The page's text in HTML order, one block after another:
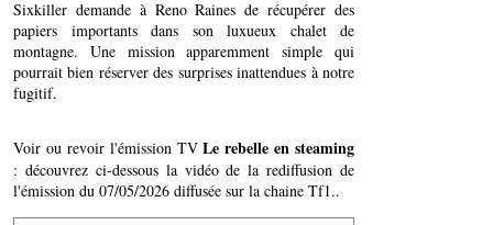
Sixkiller demande à Reno Raines de récupérer des
papiers importants dans son luxueux chalet de
montagne. Une mission apparemment simple qui
pourrait bien réserver des surprises inattendues à notre
fugitif.
Voir ou revoir l'émission TVLe rebelle en steaming
: découvrez ci-dessous la vidéo de la rediffusion de
l'émission du 07/05/2026 diffusée sur la chaine Tf1..